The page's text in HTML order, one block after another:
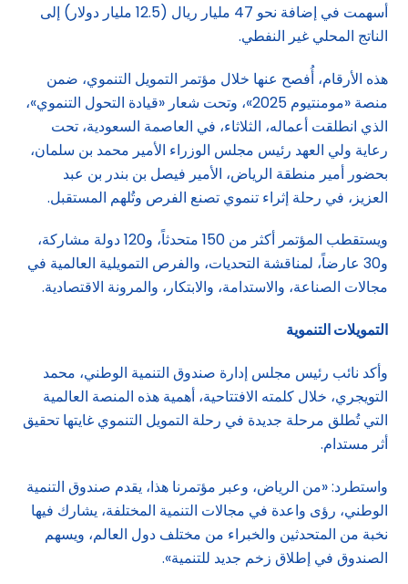
أسهمت في إضافة نحو 47 مليار ريال (12.5 مليار دولار) إلى
الناتج المحلي غير النفطي.
هذه الأرقام، أُفصح عنها خلال مؤتمر التمويل التنموي، ضمن
منصة «مومنتيوم 2025»، وتحت شعار «قيادة التحول التنموي»،
الذي انطلقت أعماله، الثلاثاء، في العاصمة السعودية، تحت
رعاية ولي العهد رئيس مجلس الوزراء الأمير محمد بن سلمان،
بحضور أمير منطقة الرياض، الأمير فيصل بن بندر بن عبد
العزيز، في رحلة إثراء تنموي تصنع الفرص وتُلهم المستقبل.
ويستقطب المؤتمر أكثر من 150 متحدثاً، و120 دولة مشاركة،
و30 عارضاً، لمناقشة التحديات، والفرص التمويلية العالمية في
مجالات الصناعة، والاستدامة، والابتكار، والمرونة الاقتصادية.
التمويلات التنموية
وأكد نائب رئيس مجلس إدارة صندوق التنمية الوطني، محمد
التويجري، خلال كلمته الافتتاحية، أهمية هذه المنصة العالمية
التي تُطلق مرحلة جديدة في رحلة التمويل التنموي غايتها تحقيق
أثر مستدام.
واستطرد: «من الرياض، وعبر مؤتمرنا هذا، يقدم صندوق التنمية
الوطني، رؤى واعدة في مجالات التنمية المختلفة، يشارك فيها
نخبة من المتحدثين والخبراء من مختلف دول العالم، ويسهم
الصندوق في إطلاق زخم جديد للتنمية».